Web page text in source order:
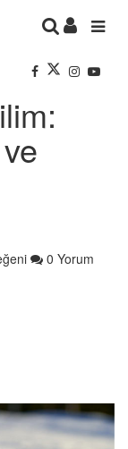
0 Yorum